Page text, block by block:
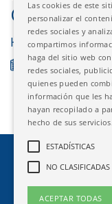
Hotel Ciudad de
22/11/2024
©2026 Ilustre
Política de
Las cookies de este
personalizar el
redes sociales y
compartimos
haga del sitio web
redes sociales,
quienes pueden
información que les
hayan recopilado a
hecho de sus servicios.
ESTADÍSTICAS
NO CLASIFICADAS
ACEPTAR TODAS